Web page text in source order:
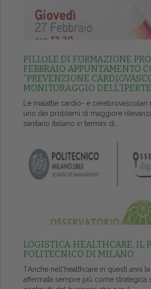
PILLOLE DI FORMAZIONE
FEBBRAIO APPUNTAMENTO
“PREVENZIONE
MONITORAGGIO
Le malattie cardio- e cerebrovascolari
uno dei problemi di maggiore
sanitario italiano in termini di...
LOGISTICA HEALTHCARE, IL
POLITECNICO DI MILANO
ŤAnche nell'healthcare in questi anni
affermata sempre piů come strategica